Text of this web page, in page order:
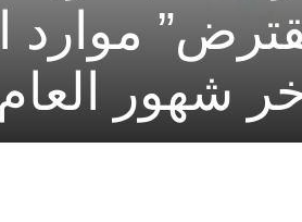
موارد
شهور العام